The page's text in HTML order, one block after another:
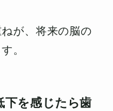
が、将来の脳の
。
下を感じたら歯